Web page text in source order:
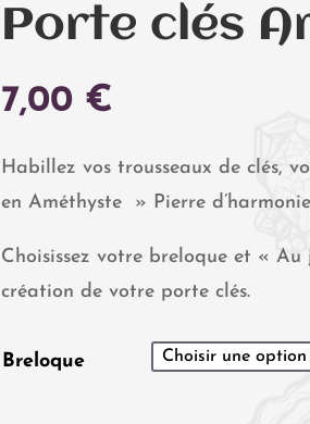
Porte clés
7,00 €
Habillez vos trousseaux de clés,
en Améthyste » Pierre
Choisissez votre breloque et « Au
création de votre porte clés.
Breloque